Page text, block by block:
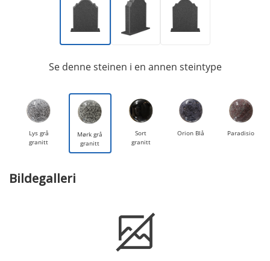
Se denne steinen i en annen steintype
Lys grå
granitt
Mørk grå
granitt
Sort
granitt
Orion Blå Paradisio
Bildegalleri